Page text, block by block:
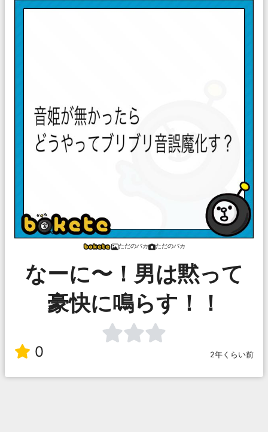
ただのバカ ただのバカ
なーに〜！男は黙って
豪快に鳴らす！！
0 2年くらい前